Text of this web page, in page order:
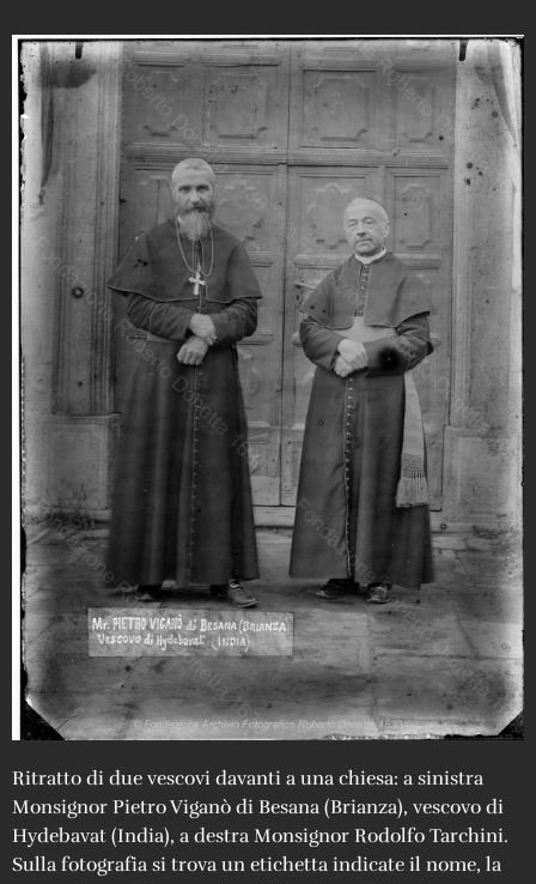
Ritratto di due vescovi davanti a una chiesa: a sinistra
Monsignor Pietro Viganò di Besana (Brianza), vescovo di
Hydebavat (India), a destra Monsignor Rodolfo Tarchini.
Sulla fotografia si trova un etichetta indicate il nome, la